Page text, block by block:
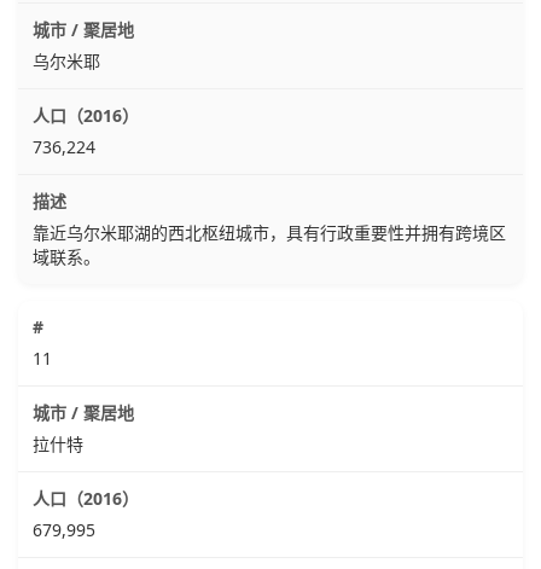
乌尔米耶
736,224
靠近乌尔米耶湖的西北枢纽城市，具有行政重要性并拥有跨境区
域联系。
11
拉什特
679,995